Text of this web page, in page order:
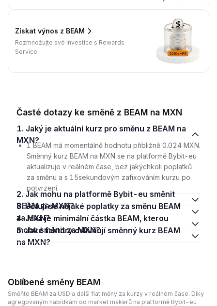
Získat výnos z BEAM
Rozmnožujte své investice s Rewards
Service.
Časté dotazy ke směně z BEAM na MXN
1. Jaký je aktuální kurz pro směnu z BEAM na
MXN?
1 BEAM má momentálně hodnotu přibližně 0.024 MXN.
Směnný kurz BEAM na MXN se na platformě Bybit-eu
aktualizuje v reálném čase, bez jakýchkoli poplatků
za směnu a s 15sekundovým zafixováním kurzu po
potvrzení.
2. Jak mohu na platformě Bybit-eu směnit
BEAM za MXN?
3. Účtují se nějaké poplatky za směnu BEAM
za MXN?
4. Jaká je minimální částka BEAM, kterou
mohu směnit za MXN?
5. Jaké faktory ovlivňují směnný kurz BEAM
na MXN?
Oblíbené směny BEAM
Směňte BEAM za USD a další fiat měny za kurzy v reálném čase. Díky
agregovaným nabídkám od market makerů na platformě Bybit-eu